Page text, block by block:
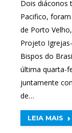
Dois diáconos
Pacifico,
de Porto
Projeto
Bispos do
última quarta-
juntamente
de…
LEIA MAIS